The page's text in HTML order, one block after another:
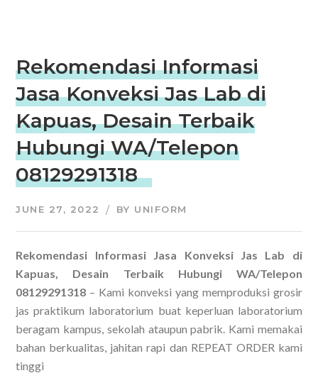
Rekomendasi Informasi
Jasa Konveksi Jas Lab di
Kapuas, Desain Terbaik
Hubungi WA/Telepon
08129291318
JUNE 27, 2022 BY UNIFORM
Rekomendasi Informasi Jasa Konveksi Jas Lab di
Kapuas, Desain Terbaik Hubungi WA/Telepon
08129291318 – Kami konveksi yang memproduksi grosir
jas praktikum laboratorium buat keperluan laboratorium
beragam kampus, sekolah ataupun pabrik. Kami memakai
bahan berkualitas, jahitan rapi dan REPEAT ORDER kami
tinggi